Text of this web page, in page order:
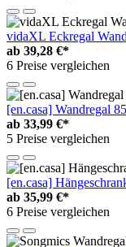
vidaXL Eckregal
ab 39,28 €*
6 Preise vergleichen
[en.casa] Wandregal
ab 33,99 €*
5 Preise vergleichen
[en.casa]
ab 35,99 €*
6 Preise vergleichen